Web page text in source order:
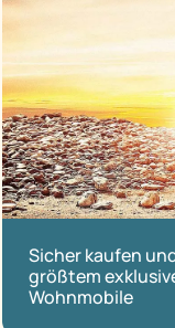
Sicher kaufen
größtem
Wohnmobile